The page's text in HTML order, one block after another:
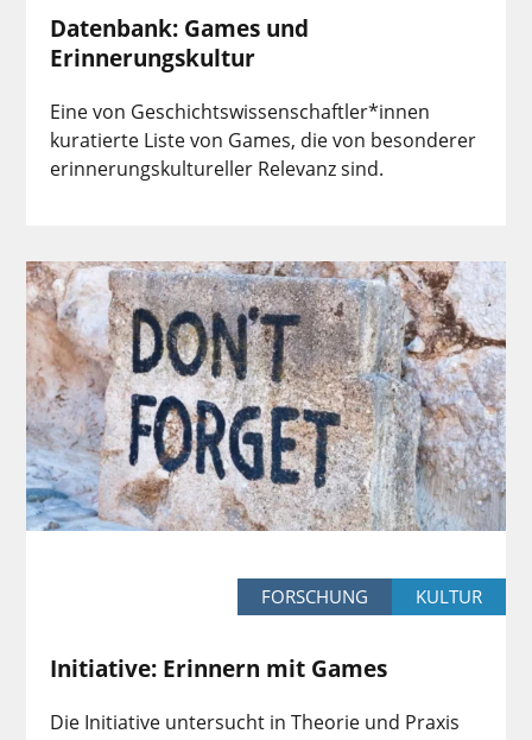
Datenbank: Games und
Erinnerungskultur
Eine von Geschichtswissenschaftler*innen
kuratierte Liste von Games, die von besonderer
erinnerungskultureller Relevanz sind.
FORSCHUNG KULTUR
Initiative: Erinnern mit Games
Die Initiative untersucht in Theorie und Praxis